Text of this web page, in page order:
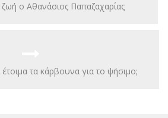
ο Αθανάσιος Παπαζαχαρίας
έτοιμα τα κάρβουνα για το ψήσιμο;